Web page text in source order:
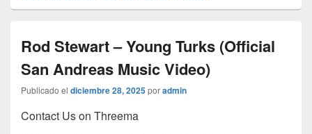
Rod Stewart – Young Turks (Official
San Andreas Music Video)
Publicado el diciembre 28, 2025poradmin
Contact Us on Threema